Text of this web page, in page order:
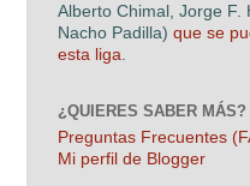
Alberto Chimal, Jorge F.
Nacho Padilla) que se
esta liga
¿QUIERES SABER MÁS?
Preguntas Frecuentes
Mi perfil de Blogger